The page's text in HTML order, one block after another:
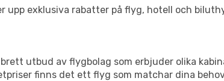
upp exklusiva rabatter på flyg, hotell och
utbud av flygbolag som erbjuder olika
finns det ett flyg som matchar dina